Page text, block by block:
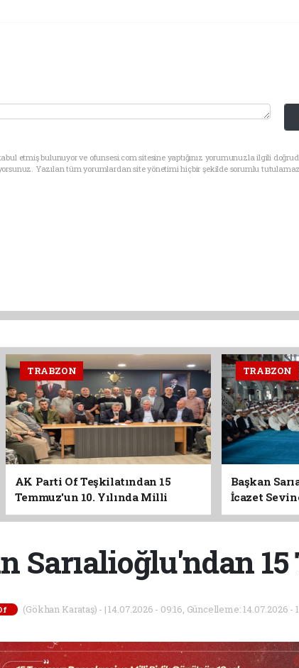
etmiş bulunuyor ve ofunsesi.com sitesine yaptığınız yorumunuzla ilgili
Yazılan tüm yorumlardan site yönetimi hiçbir şekilde sorumlu
TRABZON
AK Parti Of Teşkilatından 15
Temmuz'un 10. Yılında Milli
Birlik Vurgusu
TRABZON
Başkan
İcazet
Sarıalioğlu'ndan
(Gökhan Karataş) - | 14.07.2026 - 09:16, Güncelleme: 14.07.2026 -